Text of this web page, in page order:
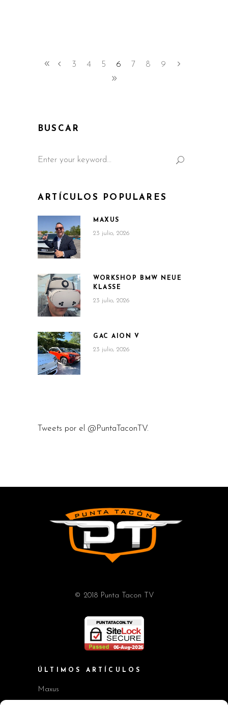
3 4 5 6 7 8 9
BUSCAR
for:
ARTÍCULOS POPULARES
MAXUS
23 julio, 2026
WORKSHOP BMW NEUE
KLASSE
23 julio, 2026
GAC AION V
23 julio, 2026
Tweets por el @PuntaTaconTV.
© 2018 Punta Tacon TV
ÚLTIMOS ARTÍCULOS
Maxus